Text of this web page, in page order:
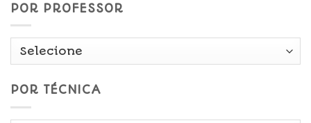
POR PROFESSOR
POR TÉCNICA